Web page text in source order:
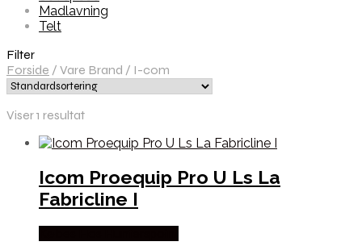
Madlavning
Telt
Filter
Forside / Vare Brand / I-com
Viser 1 resultat
Icom Proequip Pro U Ls La
Fabricline I